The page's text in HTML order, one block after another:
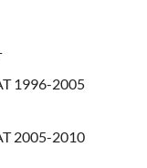
1996-2005
2005-2010